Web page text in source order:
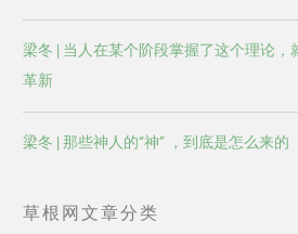
梁冬 | 当人在某个阶段掌握了这个理论
革新
梁冬 | 那些神人的“神” ，到底是怎么来的
草根网文章分类